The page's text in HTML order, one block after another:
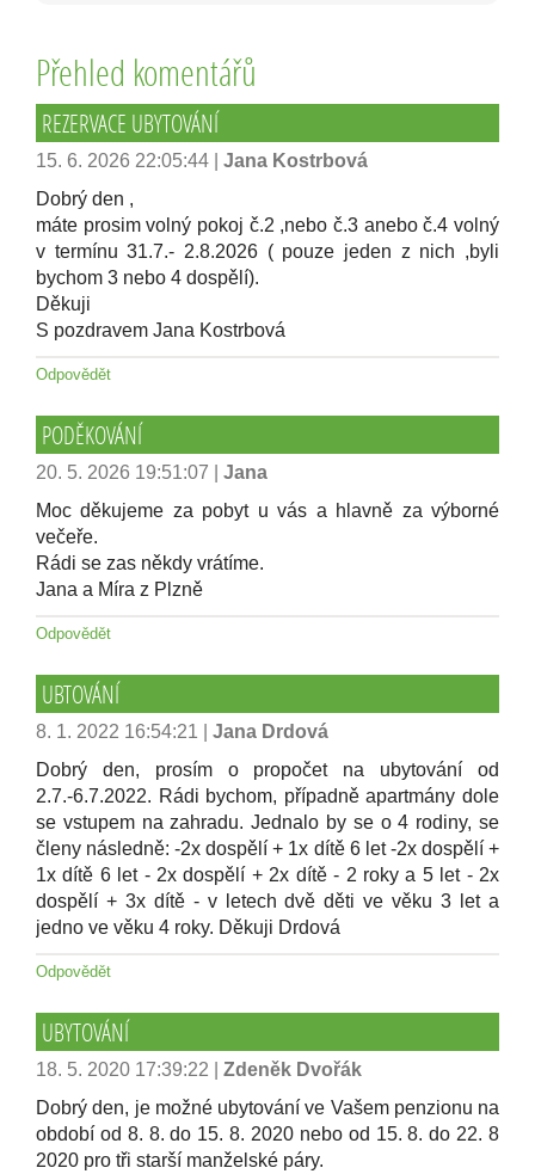
Přehled komentářů
REZERVACE UBYTOVÁNÍ
15. 6. 2026 22:05:44
Jana Kostrbová
Dobrý den ,
máte prosim volný pokoj č.2 ,nebo č.3 anebo č.4 volný
v termínu 31.7.- 2.8.2026 ( pouze jeden z nich ,byli
bychom 3 nebo 4 dospělí).
Děkuji
S pozdravem Jana Kostrbová
Odpovědět
PODĚKOVÁNÍ
20. 5. 2026 19:51:07
Jana
Moc děkujeme za pobyt u vás a hlavně za výborné
večeře.
Rádi se zas někdy vrátíme.
Jana a Míra z Plzně
Odpovědět
UBTOVÁNÍ
8. 1. 2022 16:54:21
Jana Drdová
Dobrý den, prosím o propočet na ubytování od
2.7.-6.7.2022. Rádi bychom, případně apartmány dole
se vstupem na zahradu. Jednalo by se o 4 rodiny, se
členy následně: -2x dospělí + 1x dítě 6 let -2x dospělí +
1x dítě 6 let - 2x dospělí + 2x dítě - 2 roky a 5 let - 2x
dospělí + 3x dítě - v letech dvě děti ve věku 3 let a
jedno ve věku 4 roky. Děkuji Drdová
Odpovědět
UBYTOVÁNÍ
18. 5. 2020 17:39:22
Zdeněk Dvořák
Dobrý den, je možné ubytování ve Vašem penzionu na
období od 8. 8. do 15. 8. 2020 nebo od 15. 8. do 22. 8
2020 pro tři starší manželské páry.